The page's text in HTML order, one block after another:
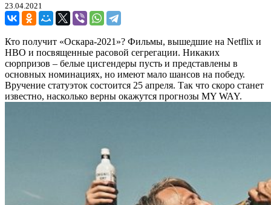
23.04.2021
Кто получит «Оскара-2021»? Фильмы, вышедшие на Netflix и
HBO и посвященные расовой сегрегации. Никаких
сюрпризов – белые цисгендеры пусть и представлены в
основных номинациях, но имеют мало шансов на победу.
Вручение статуэток состоится 25 апреля. Так что скоро станет
известно, насколько верны окажутся прогнозы MY WAY.